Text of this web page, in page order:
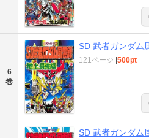
6
巻
SD 武者ガンダム
121ページ 500pt
SD 武者ガンダ